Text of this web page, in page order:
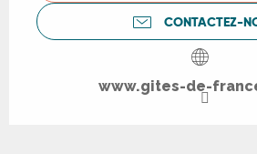
CONTACTEZ-
www.gites-de-